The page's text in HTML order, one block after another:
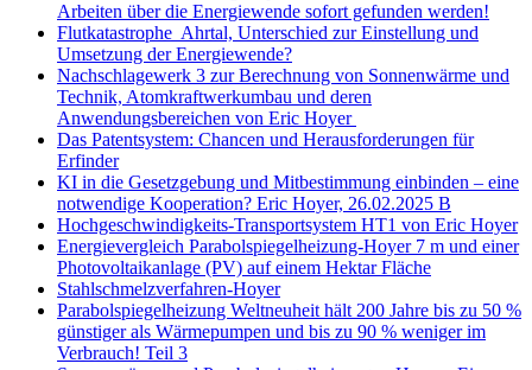
Arbeiten über die Energiewende sofort gefunden werden!
Flutkatastrophe Ahrtal, Unterschied zur Einstellung und
Umsetzung der Energiewende?
Nachschlagewerk 3 zur Berechnung von Sonnenwärme und
Technik, Atomkraftwerkumbau und deren
Anwendungsbereichen von Eric Hoyer
Das Patentsystem: Chancen und Herausforderungen für
Erfinder
KI in die Gesetzgebung und Mitbestimmung einbinden – eine
notwendige Kooperation? Eric Hoyer, 26.02.2025 B
Hochgeschwindigkeits-Transportsystem HT1 von Eric Hoyer
Energievergleich Parabolspiegelheizung-Hoyer 7 m und einer
Photovoltaikanlage (PV) auf einem Hektar Fläche
Stahlschmelzverfahren-Hoyer
Parabolspiegelheizung Weltneuheit hält 200 Jahre bis zu 50 %
günstiger als Wärmepumpen und bis zu 90 % weniger im
Verbrauch! Teil 3